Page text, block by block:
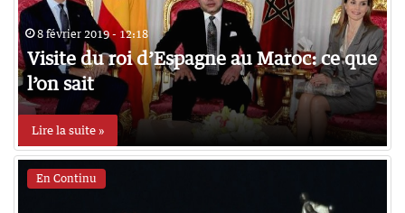
8 février 2019 - 12:18
Visite du roi d’Espagne au Maroc: ce que
l’on sait
Lire la suite »
En Continu